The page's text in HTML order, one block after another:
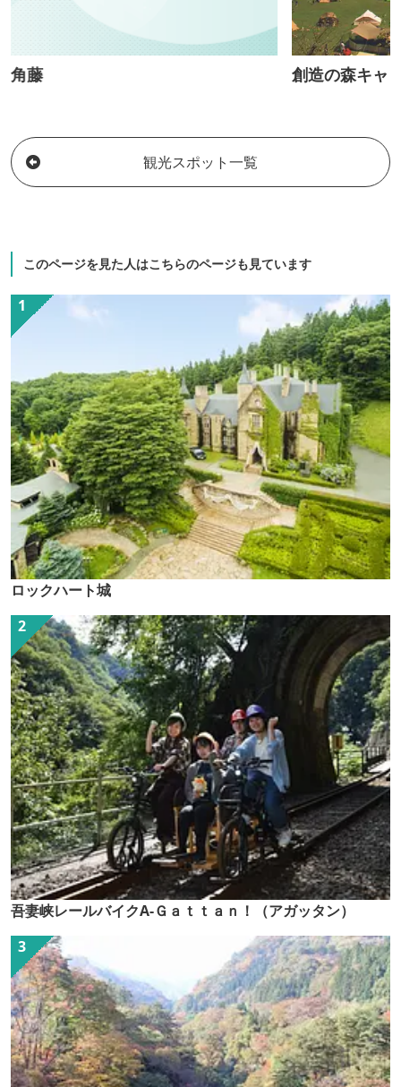
角藤 創造の森キャ
観光スポット一覧
このページを見た人はこちらのページも見ています
ロックハート城
吾妻峡レールバイクA-Ｇａｔｔａｎ！（アガッタン）